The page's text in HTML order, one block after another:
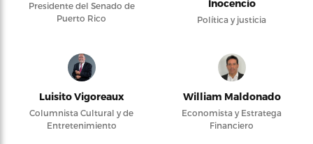
Presidente del Senado de
Puerto Rico
Inocencio
Política y justicia
Luisito Vigoreaux
Columnista Cultural y de
Entretenimiento
William Maldonado
Economista y Estratega
Financiero